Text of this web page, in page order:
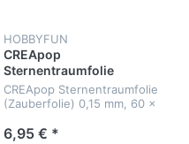
HOBBYFUN
CREApop
Sternentraumfolie
CREApop Sternentraumfolie
(Zauberfolie) 0,15 mm, 60 x
6,95 € *